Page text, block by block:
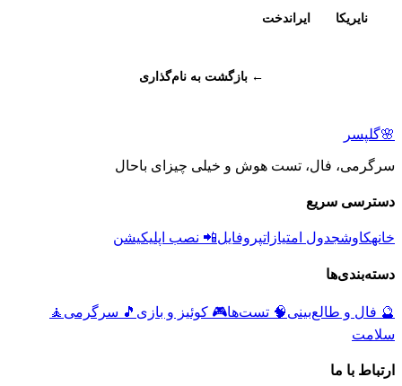
نایریکا
ایراندخت
← بازگشت به نام‌گذاری
🌸گلپسر
سرگرمی، فال، تست هوش و خیلی چیزای باحال
دسترسی سریع
خانهکاوشجدول امتیازاتپروفایل📲 نصب اپلیکیشن
دسته‌بندی‌ها
🔮 فال و طالع‌بینی🧠 تست‌ها🎮 کوئیز و بازی 🎵 سرگرمی 🧘
سلامت
ارتباط با ما